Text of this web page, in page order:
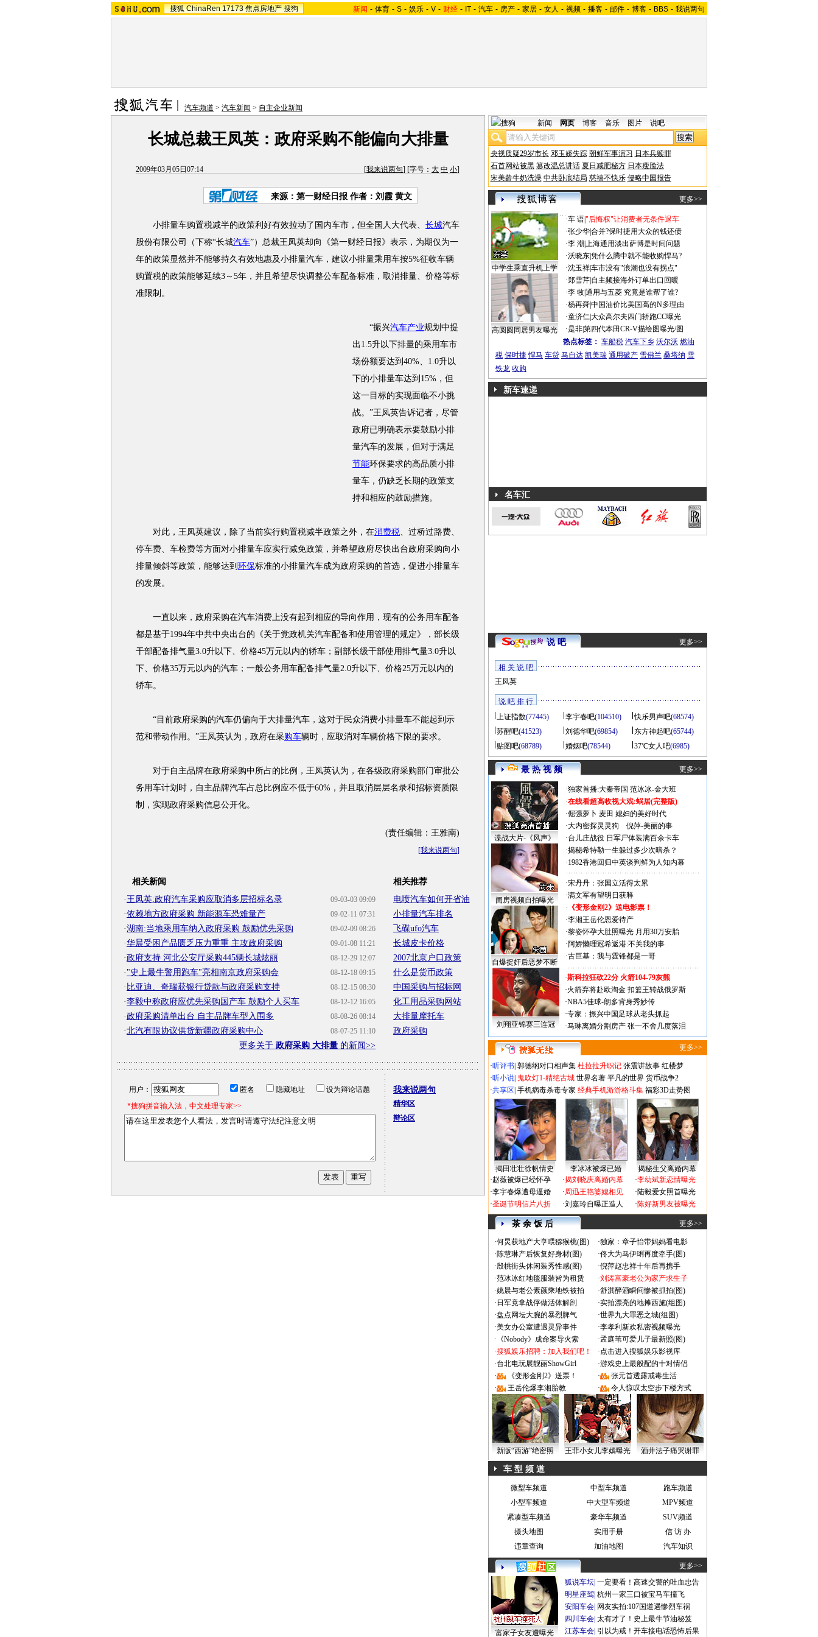
搜狐 ChinaRen 17173 焦点房地产 搜狗 新闻 - 体育 - S - 娱乐 - V - 财经 - IT - 汽车 - 房产 - 家居 - 女人 - 视频 - 播客 - 邮件 - 博客 - BBS - 我说两句
汽车频道 > 汽车新闻 > 自主企业新闻
长城总裁王凤英：政府采购不能偏向大排量
2009年03月05日07:14 [我来说两句] [字号： 大 中 小]
来源：第一财经日报 作者：刘霞 黄文
小排量车购置税减半的政策利好有效拉动了国内车市，但全国人大代表、 长城汽车
股份有限公司（下称“长城汽车”）总裁王凤英却向《第一财经日报》表示，为期仅为一
年的政策显然并不能够持久有效地惠及小排量汽车，建议小排量乘用车按5%征收车辆
购置税的政策能够延续3～5年，并且希望尽快调整公车配备标准，取消排量、价格等标
准限制。
“振兴汽车产业规划中提
出1.5升以下排量的乘用车市
场份额要达到40%、1.0升以
下的小排量车达到15%，但
这一目标的实现面临不小挑
战。”王凤英告诉记者，尽管
政府已明确表示要鼓励小排
量汽车的发展，但对于满足
节能环保要求的高品质小排
量车，仍缺乏长期的政策支
持和相应的鼓励措施。
对此，王凤英建议，除了当前实行购置税减半政策之外，在消费税、过桥过路费、
停车费、车检费等方面对小排量车应实行减免政策，并希望政府尽快出台政府采购向小
排量倾斜等政策，能够达到 环保标准的小排量汽车成为政府采购的首选，促进小排量车
的发展。
一直以来，政府采购在汽车消费上没有起到相应的导向作用，现有的公务用车配备
都是基于1994年中共中央出台的《关于党政机关汽车配备和使用管理的规定》，部长级
干部配备排气量3.0升以下、价格45万元以内的轿车；副部长级干部使用排气量3.0升以
下、价格35万元以内的汽车；一般公务用车配备排气量2.0升以下、价格25万元以内的
轿车。
“目前政府采购的汽车仍偏向于大排量汽车，这对于民众消费小排量车不能起到示
范和带动作用。”王凤英认为，政府在采购车辆时，应取消对车辆价格下限的要求。
对于自主品牌在政府采购中所占的比例，王凤英认为，在各级政府采购部门审批公
务用车计划时，自主品牌汽车占总比例应不低于60%，并且取消层层名录和招标资质限
制，实现政府采购信息公开化。
(责任编辑：王雅南)
[我来说两句]
相关新闻
09-03-03 09:09
·王凤英:政府汽车采购应取消多层招标名录
09-02-11 07:31
·依赖地方政府采购 新能源车恐难量产
09-02-09 08:26
·湖南:当地乘用车纳入政府采购 鼓励优先采购
09-01-08 11:21
·华晨受困产品匮乏压力重重 主攻政府采购
08-12-29 12:07
·政府支持 河北公安厅采购445辆长城炫丽
08-12-18 09:15
· "史上最牛警用跑车"亮相南京政府采购会
08-12-15 08:30
· 比亚迪、奇瑞获银行贷款与政府采购支持
08-12-12 16:05
·李毅中称政府应优先采购国产车 鼓励个人买车
08-08-26 08:14
·政府采购清单出台 自主品牌车型入围多
08-07-25 11:10
·北汽有限协议供货新疆政府采购中心
更多关于 政府采购 大排量 的新闻>>
相关推荐
电喷汽车如何开省油
小排量汽车排名
飞碟ufo汽车
长城皮卡价格
2007北京户口政策
什么是货币政策
中国采购与招标网
化工用品采购网站
大排量摩托车
政府采购
用户： 匿名 隐藏地址
设为辩论话题
*搜狗拼音输入法，中文处理专家>>
我来说两句
精华区
辩论区
新闻 网页 博客 音乐 图片 说吧
央视质疑29岁市长 邓玉娇失踪 朝鲜军事演习 日本兵赎罪
石首网站被黑 篡改温总讲话 夏日减肥秘方 日本瘦脸法
宋美龄牛奶洗澡 中共卧底结局 慈禧不快乐 侵略中国报告
更多>>
中学生乘直升机上学
高圆圆同居男友曝光
·车 语|"后悔权"让消费者无条件退车
·张少华|合并?保时捷用大众的钱还债
·李 潮 上海通用淡出萨博是时间问题
·沃晓东|凭什么腾中就不能收购悍马?
·沈玉祥|车市没有"浪潮也没有拐点"
·郑雪芹| 自主频接海外订单出口回暖
·李 牧|通用与五菱 究竟是谁帮了谁?
·杨再舜|中国油价比美国高的N多理由
·童济仁|大众高尔夫四门轿跑CC曝光
·是非|第四代本田CR-V描绘图曝光/图
热点标签： 车船税 汽车下乡 沃尔沃 燃油
税 保时捷 悍马 车贷 马自达 凯美瑞 通用破产 雪佛兰 桑塔纳 雪
铁龙 收购
新车速递
名车汇
说 吧 更多>>
相 关 说 吧
王凤英
说 吧 排 行
上证指数(77445) 李宇春吧(104510) 快乐男声吧(68574)
苏醒吧(41523) 刘德华吧(69854) 东方神起吧(65744)
贴图吧(68789) 婚姻吧(78544) 37℃女人吧(6985)
最 热 视 频 更多>>
谍战大片-《风声》
闺房视频自拍曝光
自爆捉奸后恶梦不断
·独家首播:大秦帝国 范冰冰-金大班
·在线看超高收视大戏:蜗居(完整版)
·倔强萝卜 麦田 媳妇的美好时代
·大内密探灵灵狗
倪萍-美丽的事
·台儿庄战役 日军尸体装满百余卡车
·揭秘希特勒一生躲过多少次暗杀？
·1982香港回归中英谈判鲜为人知内幕
·宋丹丹：张国立活得太累
·满文军有望明日获释
· 《变形金刚2》送电影票！
·李湘王岳伦恩爱待产
·黎姿怀孕大肚照曝光 月用30万安胎
·阿娇懒理冠希返港:不关我的事
·古巨基：我与霆锋都是一哥
刘翔亚锦赛三连冠
·斯科拉狂砍22分 火箭104-79灰熊
·火箭弃将赴欧淘金 扣篮王转战俄罗斯
·NBA5佳球-朗多背身秀妙传
·专家：振兴中国足球从老头抓起
·马琳离婚分割房产 张一不舍几度落泪
更多>>
·听评书 郭德纲对口相声集 杜拉拉升职记 张震讲故事 红楼梦
·听小说 鬼吹灯1-精绝古城 世界名著 平凡的世界 货币战争2
·共享区 手机病毒杀毒专家 经典手机游游格斗集 福彩3D走势图
揭田壮壮徐帆情史 李冰冰被爆已婚
揭秘生父离婚内幕
·赵薇被爆已经怀孕
·李宇春爆遭母逼婚
·圣诞节明信片八折
·揭刘晓庆离婚内幕
·周迅王艳婆媳相见
·刘嘉玲自曝正造人
·李幼斌新恋情曝光
·陆毅爱女照首曝光
·陈好新男友被曝光
茶 余 饭 后 更多>>
·何炅获地产大亨喂猕猴桃(图) ·独家：章子怡带妈妈看电影
·陈慧琳产后恢复好身材(图) ·佟大为马伊琍再度牵手(图)
·殷桃街头休闲装秀性感(图) ·倪萍赵忠祥十年后再携手
·范冰冰红地毯服装皆为租赁 ·刘涛富豪老公为家产求生子
·姚晨与老公素颜乘地铁被拍 ·舒淇醉酒瞬间惨被抓拍(图)
· 日军竟拿战俘做活体解剖 ·实拍漂亮的地摊西施(组图)
·盘点网坛大腕的暴烈脾气 ·世界九大罪恶之城(组图)
·美女办公室遭遇灵异事件 ·李孝利新欢私密视频曝光
· 《Nobody》成命案导火索 ·孟庭苇可爱儿子最新照(图)
·搜狐娱乐招聘：加入我们吧！ ·点击进入搜狐娱乐影视库
·台北电玩展靓丽ShowGirl ·游戏史上最般配的十对情侣
·
《变形金刚2》送票！ ·
张元首透露戒毒生活
·
王岳伦爆李湘胎教 · 令人惊叹太空步下楼方式
新版“西游”绝密照 王菲小女儿李嫣曝光 酒井法子痛哭谢罪
车 型 频 道
微型车频道 中型车频道
跑车频道
小型车频道
中大型车频道
MPV频道
紧凑型车频道
豪华车频道
SUV频道
摄头地图
实用手册
信 访 办
违章查询
加油地图 汽车知识
更多>>
富家子女友遭曝光
狐说车坛 一定要看！高速交警的吐血忠告
明星座驾 杭州一家三口被宝马车撞飞
安阳车会 网友实拍:107国道遇惨烈车祸
四川车会 太有才了！史上最牛节油秘笈
江苏车会 引以为戒！开车接电话恐怖后果